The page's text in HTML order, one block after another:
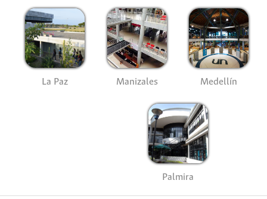
La Paz Manizales Medellín
Palmira